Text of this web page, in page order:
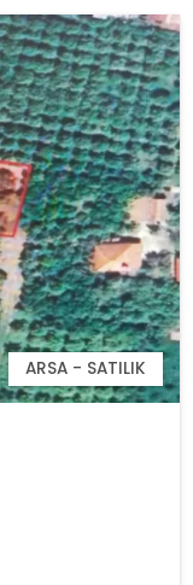
ARSA - SATILIK